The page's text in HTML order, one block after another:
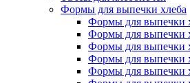
Формы для выпечки хлеба
Формы для выпечки
Формы для выпечки
Формы для выпечки
Формы для выпечки
Формы для выпечки